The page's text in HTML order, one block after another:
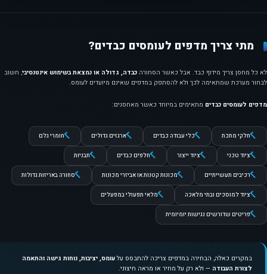
מתי צריך מדפים לעומסים כבדים?
לא כל מחסן צריך מידוף כבד. אבל כאשר הסחורה כבדה, גדולה או נמצאת בשימוש אינטנסיבי, חשוב
לבחור מערכת שמתאימה לכך ולא להסתפק במדפים שאינם מיועדים לעומס.
מדפים לעומסים כבדים מתאימים במיוחד כאשר מאחסנים:
חלקי מתכת כלי עבודה כבדים ארגזים גדולים חומרי גלם
ציוד טכני ציוד ייצור חלפים כבדים תבניות
רכיבים תעשייתיים מכונות קטנות או אביזרי מכונות סחורה באריזות גדולות
ציוד למוסכים ובתי מלאכה מלאי תפעולי במפעלים
פריטים שדורשים נגישות יומיומית
במקרים כאלה, הבחירה במדפים צריכה להתבסס על עומס, יציבות, נוחות גישה והתאמה
לצורת העבודה — ולא רק על מחיר או מראה חיצוני.